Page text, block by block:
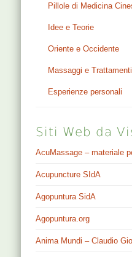
Pillole di Medicina
Idee e Teorie
Oriente e Occidente
Massaggi e Trattamenti
Esperienze personali
Siti Web da
AcuMassage – materiale
Acupuncture SIdA
Agopuntura SidA
Agopuntura.org
Anima Mundi – Claudio